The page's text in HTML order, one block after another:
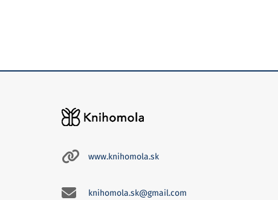
www.knihomola.sk
knihomola.sk@gmail.com